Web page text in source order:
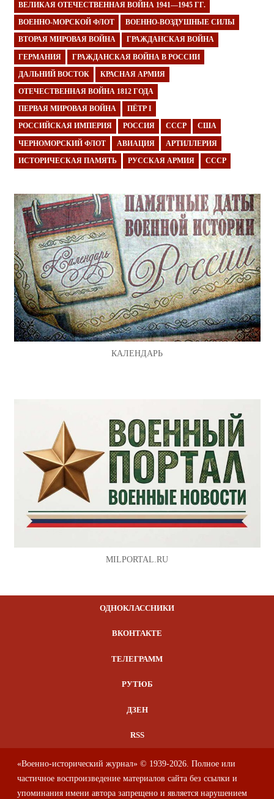
ВЕЛИКАЯ ОТЕЧЕСТВЕННАЯ ВОЙНА 1941—1945 ГГ.
ВОЕННО-МОРСКОЙ ФЛОТ ВОЕННО-ВОЗДУШНЫЕ СИЛЫ
ВТОРАЯ МИРОВАЯ ВОЙНА ГРАЖДАНСКАЯ ВОЙНА
ГЕРМАНИЯ ГРАЖДАНСКАЯ ВОЙНА В РОССИИ
ДАЛЬНИЙ ВОСТОК КРАСНАЯ АРМИЯ
ОТЕЧЕСТВЕННАЯ ВОЙНА 1812 ГОДА
ПЕРВАЯ МИРОВАЯ ВОЙНА ПЁТР I
РОССИЙСКАЯ ИМПЕРИЯ РОССИЯ СССР США
ЧЕРНОМОРСКИЙ ФЛОТ АВИАЦИЯ АРТИЛЛЕРИЯ
ИСТОРИЧЕСКАЯ ПАМЯТЬ РУССКАЯ АРМИЯ СССР
КАЛЕНДАРЬ
MILPORTAL.RU
ОДНОКЛАССНИКИ
ВКОНТАКТЕ
ТЕЛЕГРАММ
РУТЮБ
ДЗЕН
RSS
«Военно-исторический журнал» © 1939-2026. Полное или
частичное воспроизведение материалов сайта без ссылки и
упоминания имени автора запрещено и является нарушением